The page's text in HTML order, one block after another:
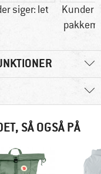
siger: let
Kunder
SÅ OGSÅ PÅ